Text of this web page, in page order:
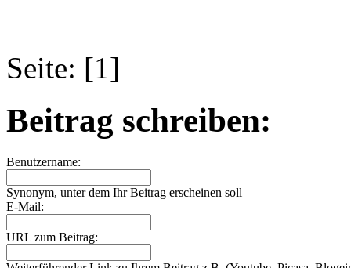
Seite: [1]
Beitrag schreiben:
Benutzername:
Synonym, unter dem Ihr Beitrag erscheinen soll
E-Mail:
URL zum Beitrag: